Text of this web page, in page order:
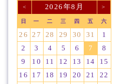
< 2026年8月 >
日 一 二 三 四 五 六
26 27 28 29 30 31
1
2
3 4 5 6 7
8
9
10 11 12 13 14
15
16
17 18 19 20 21
22